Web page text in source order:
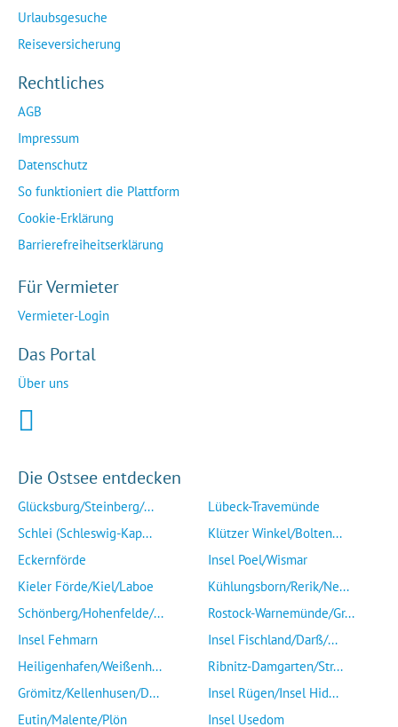
Urlaubsgesuche
Reiseversicherung
Rechtliches
AGB
Impressum
Datenschutz
So funktioniert die Plattform
Cookie-Erklärung
Barrierefreiheitserklärung
Für Vermieter
Vermieter-Login
Das Portal
Über uns
Die Ostsee entdecken
Glücksburg/Steinberg/...
Schlei (Schleswig-Kap...
Eckernförde
Kieler Förde/Kiel/Laboe
Schönberg/Hohenfelde/...
Insel Fehmarn
Heiligenhafen/Weißenh...
Grömitz/Kellenhusen/D...
Eutin/Malente/Plön
Lübeck-Travemünde
Klützer Winkel/Bolten...
Insel Poel/Wismar
Kühlungsborn/Rerik/Ne...
Rostock-Warnemünde/Gr...
Insel Fischland/Darß/...
Ribnitz-Damgarten/Str...
Insel Rügen/Insel Hid...
Insel Usedom